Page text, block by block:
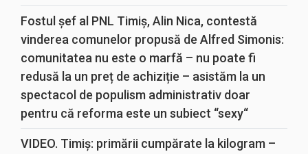
Fostul șef al PNL Timiș, Alin Nica, contestă
vinderea comunelor propusă de Alfred Simonis:
comunitatea nu este o marfă – nu poate fi
redusă la un preț de achiziție – asistăm la un
spectacol de populism administrativ doar
pentru că reforma este un subiect “sexy“
VIDEO. Timiș: primării cumpărate la kilogram –